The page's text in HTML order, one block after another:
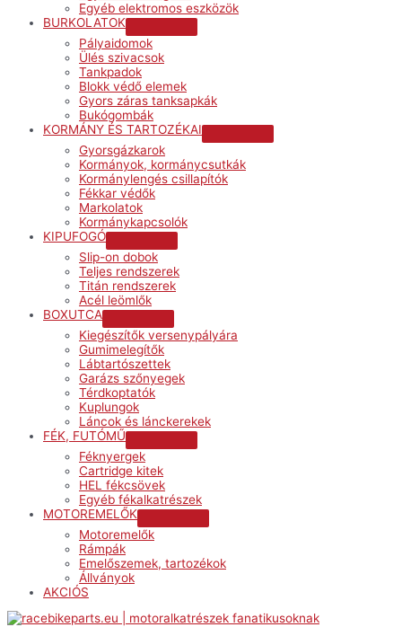
Egyéb elektromos eszközök
BURKOLATOK
Pályaidomok
Ülés szivacsok
Tankpadok
Blokk védő elemek
Gyors záras tanksapkák
Bukógombák
KORMÁNY ÉS TARTOZÉKAI
Gyorsgázkarok
Kormányok, kormánycsutkák
Kormánylengés csillapítók
Fékkar védők
Markolatok
Kormánykapcsolók
KIPUFOGÓ
Toggle
Slip-on dobok
Teljes rendszerek
Titán rendszerek
Acél leömlők
BOXUTCA
Toggle
Kiegészítők versenypályára
Gumimelegítők
Lábtartószettek
Garázs szőnyegek
Térdkoptatók
Kuplungok
Láncok és lánckerekek
FÉK, FUTÓMŰ
Féknyergek
Cartridge kitek
HEL fékcsövek
Egyéb fékalkatrészek
MOTOREMELŐK
Motoremelők
Rámpák
Emelőszemek, tartozékok
Állványok
AKCIÓS
Menu